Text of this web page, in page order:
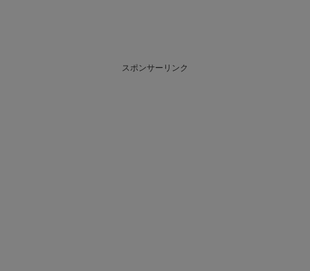
スポンサーリンク